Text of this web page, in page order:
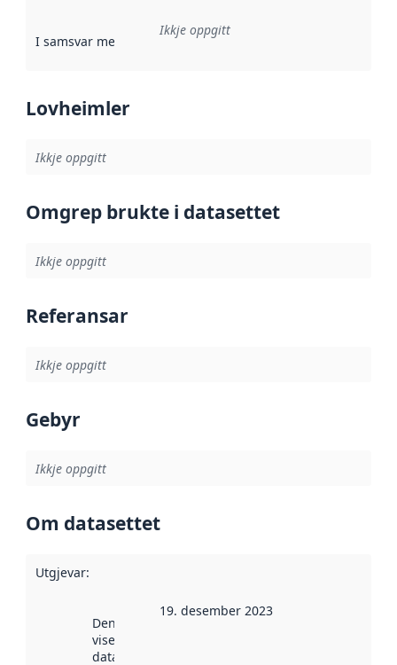
I samsvar med Referanse til ei implementeringsregel eller
Ikkje oppgitt
Lovheimler
Ikkje oppgitt
Omgrep brukte i datasettet
Ikkje oppgitt
Referansar
Ikkje oppgitt
Gebyr
Ikkje oppgitt
Om datasettet
Utgjevar:
Denne datoen
viser når
datasettet vart
19. desember 2023